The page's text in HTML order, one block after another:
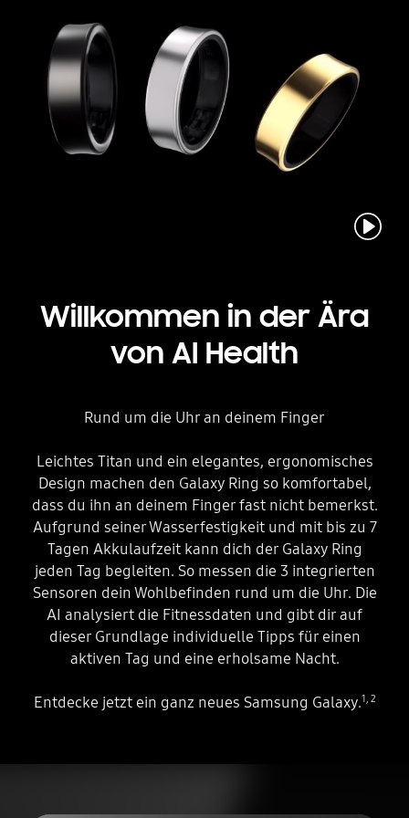
Willkommen in der Ära
von AI Health
Rund um die Uhr an deinem Finger
Leichtes Titan und ein elegantes, ergonomisches
Design machen den Galaxy Ring so komfortabel,
dass du ihn an deinem Finger fast nicht bemerkst.
Aufgrund seiner Wasserfestigkeit und mit bis zu 7
Tagen Akkulaufzeit kann dich der Galaxy Ring
jeden Tag begleiten. So messen die 3 integrierten
Sensoren dein Wohlbefinden rund um die Uhr. Die
AI analysiert die Fitnessdaten und gibt dir auf
dieser Grundlage individuelle Tipps für einen
aktiven Tag und eine erholsame Nacht.
Entdecke jetzt ein ganz neues Samsung Galaxy.1, 2